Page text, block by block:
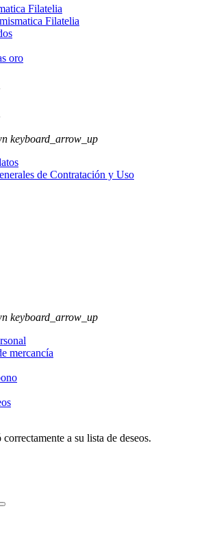
Filatelia
Filatelia
oro
keyboard_arrow_up
de Contratación y Uso
keyboard_arrow_up
mercancía
a su lista de deseos.